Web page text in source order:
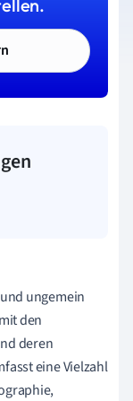
ungemein
den
deren
eine Vielzahl